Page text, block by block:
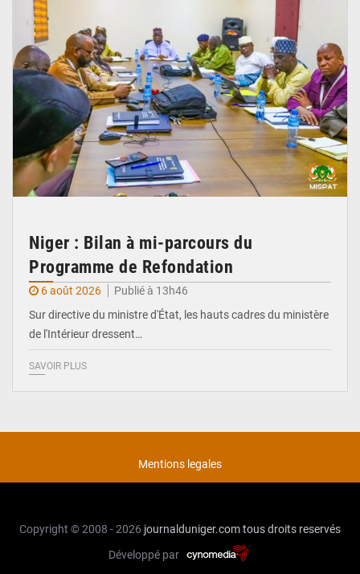
Niger : Bilan à mi-parcours du
Programme de Refondation
6 août 2026
Publié à 13h46
Sur directive du ministre d'État, les hauts cadres du ministère
de l'Intérieur dressent…
SAVOIR PLUS
Mentions legales
Copyright © 2008 - 2026 journalduniger.comtous droits reservés
Développé par